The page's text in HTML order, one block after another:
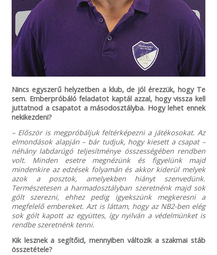
Nincs egyszerű helyzetben a klub, de jól érezzük, hogy Te
sem. Emberpróbáló feladatot kaptál azzal, hogy vissza kell
juttatnod a csapatot a másodosztályba. Hogy lehet ennek
nekikezdeni?
– Először is megpróbáljuk feltérképezni a játékosokat. Az
elmondások alapján – bár tudjuk, hogy kiesett a csapat –
néhány labdarúgó teljesítménye összességében rendben
volt. Minden esetre megnézünk és figyelünk majd
mindenkire az edzések folyamán és akkor kiderül melyek
azok a posztok, amelyekben hiányt szenvedünk.
Természetesen a harmadosztályban szeretnénk majd sok
gólt szerezni, ehhez pedig igyekszünk megkeresni a
megfelelő embereket. Azt is láttam, hogy az NB2-ben elég
sok gólt kapott az együttes, így nyilván a védelmünket is
rendbe szeretnénk tenni.
Kik lesznek a segítőid, mennyiben változik a szakmai stáb
összetétele?